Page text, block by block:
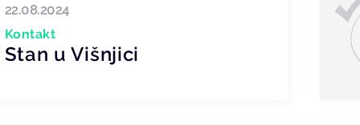
22.08.2024
Kontakt
Stan u Višnjici